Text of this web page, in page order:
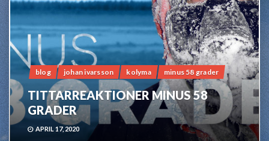
blog johan ivarsson kolyma minus 58 grader
TITTARREAKTIONER MINUS 58
GRADER
APRIL 17, 2020